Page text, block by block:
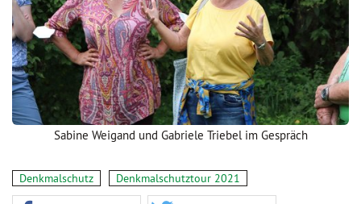
Sabine Weigand und Gabriele Triebel im Gespräch
Denkmalschutz Denkmalschutztour 2021